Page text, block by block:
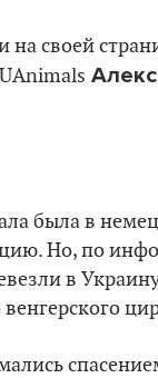
на своей
была в
Но, по
в